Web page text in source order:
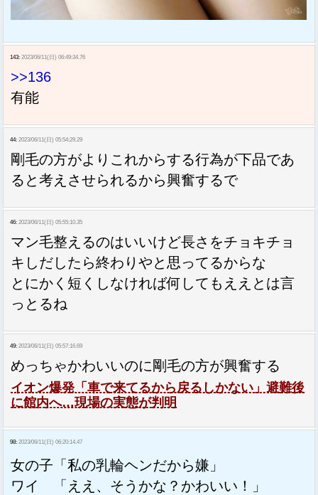
143: 2023/06/11(日) 06:49:34.76
>>136
有能
44: 2023/06/11(日) 05:54:29.29
剛毛の方がよりこれからする行為が下品であ
ると考えさせられるから興奮するで
46: 2023/06/11(日) 05:55:10.35
マン毛整えるのはいいけど長さをチョキチョ
キしだしたら終わりやと思ってるからな
とにかく短くしなければ何してもええとは言
っとるね
49: 2023/06/11(日) 05:57:16.69
めっちゃかわいいのに剛毛の方が興奮する
イオン爆発「車で来てるから戻るしかない」避難後
に館内へ…現場の実態が判明
98: 2023/06/11(日) 06:20:14.47
女の子「私の乳輪ヘンだから嫌」
ワイ 「ええ、そうかな？かわいい！」